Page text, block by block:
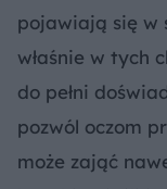
pojawiają się w
właśnie w tych
do pełni
pozwól oczom
może zająć